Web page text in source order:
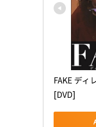
FAKE ディ
[DVD]